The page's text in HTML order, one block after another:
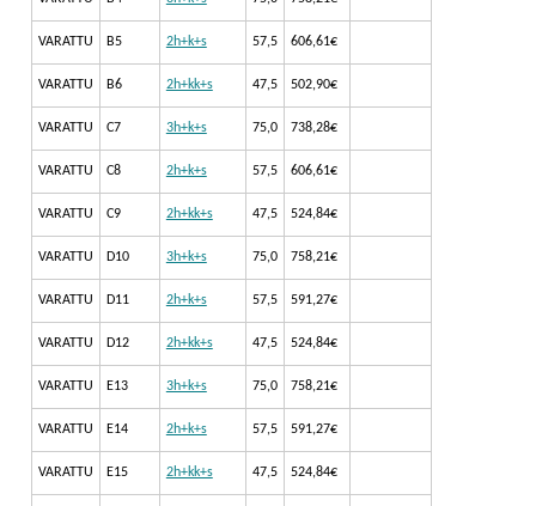
VARATTU B5 2h+k+s 57,5 606,61€
VARATTU B6 2h+kk+s 47,5 502,90€
VARATTU C7 3h+k+s 75,0 738,28€
VARATTU C8 2h+k+s 57,5 606,61€
VARATTU C9 2h+kk+s 47,5 524,84€
VARATTU D10 3h+k+s 75,0 758,21€
VARATTU D11 2h+k+s 57,5 591,27€
VARATTU D12 2h+kk+s 47,5 524,84€
VARATTU E13 3h+k+s 75,0 758,21€
VARATTU E14 2h+k+s 57,5 591,27€
VARATTU E15 2h+kk+s 47,5 524,84€